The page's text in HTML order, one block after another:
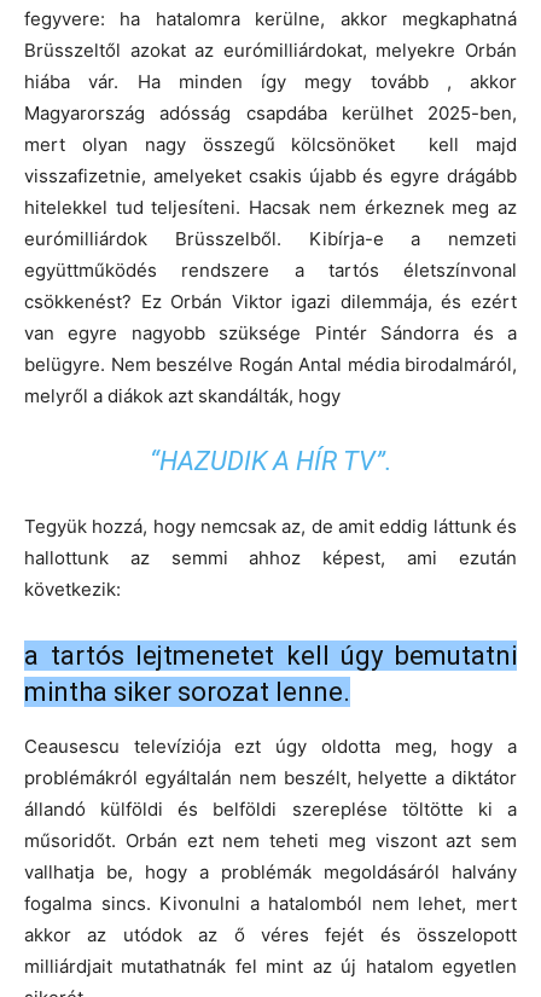
fegyvere: ha hatalomra kerülne, akkor megkaphatná
Brüsszeltől azokat az eurómilliárdokat, melyekre Orbán
hiába vár. Ha minden így megy tovább , akkor
Magyarország adósság csapdába kerülhet 2025-ben,
mert olyan nagy összegű kölcsönöket kell majd
visszafizetnie, amelyeket csakis újabb és egyre drágább
hitelekkel tud teljesíteni. Hacsak nem érkeznek meg az
eurómilliárdok Brüsszelből. Kibírja-e a nemzeti
együttműködés rendszere a tartós életszínvonal
csökkenést? Ez Orbán Viktor igazi dilemmája, és ezért
van egyre nagyobb szüksége Pintér Sándorra és a
belügyre. Nem beszélve Rogán Antal média birodalmáról,
melyről a diákok azt skandálták, hogy
“HAZUDIK A HÍR TV”.
Tegyük hozzá, hogy nemcsak az, de amit eddig láttunk és
hallottunk az semmi ahhoz képest, ami ezután
következik:
a tartós lejtmenetet kell úgy bemutatni
mintha siker sorozat lenne.
Ceausescu televíziója ezt úgy oldotta meg, hogy a
problémákról egyáltalán nem beszélt, helyette a diktátor
állandó külföldi és belföldi szereplése töltötte ki a
műsoridőt. Orbán ezt nem teheti meg viszont azt sem
vallhatja be, hogy a problémák megoldásáról halvány
fogalma sincs. Kivonulni a hatalomból nem lehet, mert
akkor az utódok az ő véres fejét és összelopott
milliárdjait mutathatnák fel mint az új hatalom egyetlen